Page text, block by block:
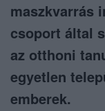
maszkvarrás
csoport által
az otthoni
egyetlen
emberek.